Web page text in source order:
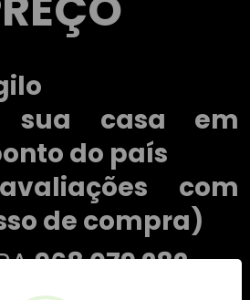
sua casa em
do país
com
de compra)
968 079 282